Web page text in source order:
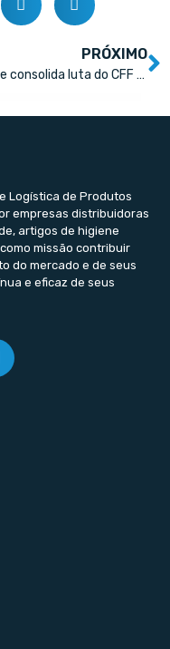
PRÓXIMO
PL que consolida luta do CFF pelo farmacêutico como RT em vacinação vai à sanção presidencial
Logística de Produtos
empresas distribuidoras
artigos de higiene
missão contribuir
do mercado e de seus
e eficaz de seus